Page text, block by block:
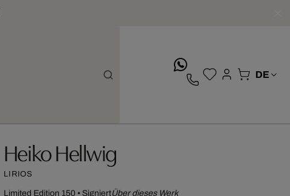
Heiko Hellwig
LIRIOS
Limited Edition 150• SigniertÜber dieses Werk